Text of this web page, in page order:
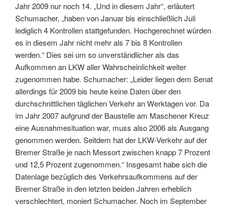
Jahr 2009 nur noch 14. „Und in diesem Jahr“, erläutert
Schumacher, „haben von Januar bis einschließlich Juli
lediglich 4 Kontrollen stattgefunden. Hochgerechnet würden
es in diesem Jahr nicht mehr als 7 bis 8 Kontrollen
werden.“ Dies sei um so unverständlicher als das
Aufkommen an LKW aller Wahrscheinlichkeit weiter
zugenommen habe. Schumacher: „Leider liegen dem Senat
allerdings für 2009 bis heute keine Daten über den
durchschnittlichen täglichen Verkehr an Werktagen vor. Da
im Jahr 2007 aufgrund der Baustelle am Maschener Kreuz
eine Ausnahmesituation war, muss also 2006 als Ausgang
genommen werden. Seitdem hat der LKW-Verkehr auf der
Bremer Straße je nach Messort zwischen knapp 7 Prozent
und 12,5 Prozent zugenommen.“ Insgesamt habe sich die
Datenlage bezüglich des Verkehrsaufkommens auf der
Bremer Straße in den letzten beiden Jahren erheblich
verschlechtert, moniert Schumacher. Noch im September